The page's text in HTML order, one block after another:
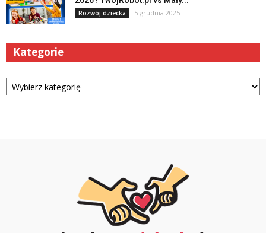
Rozwój dziecka 5 grudnia 2025
Kategorie
Kategorie